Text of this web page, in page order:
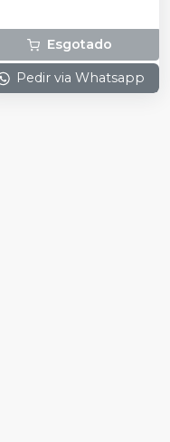
protetores de lentes.
Esgotado
Pedir via Whatsapp